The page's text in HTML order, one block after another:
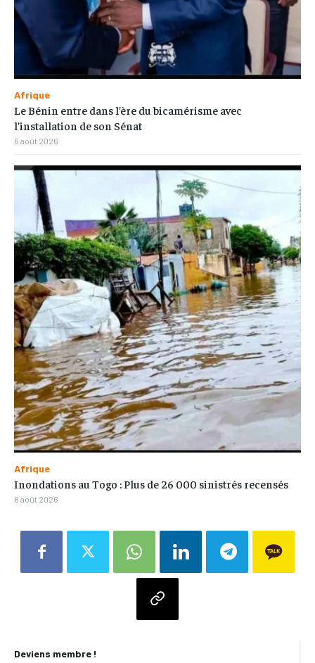
Deviens membre !
Afrique
Le Bénin entre dans l’ère du bicamérisme avec
l’installation de son Sénat
6 août 2026
Afrique
Inondations au Togo : Plus de 26 000 sinistrés recensés
6 août 2026